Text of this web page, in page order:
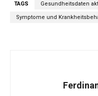
TAGS Gesundheitsdaten
Symptome und